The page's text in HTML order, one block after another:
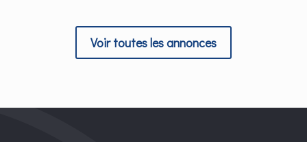
Voir toutes les annonces